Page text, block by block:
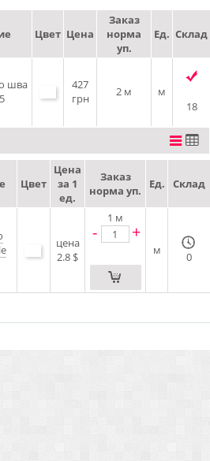
Цвет Цена
Заказ
норма
уп.
Ед. Склад
шва
427
грн
2 м
м
18
Цвет
Цена
за 1
ед.
Заказ
норма уп.
Ед. Склад
цена
2.8 $
1 м
- +
м 0